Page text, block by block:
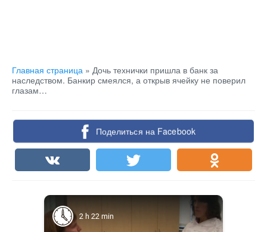
Главная страница » Дочь технички пришла в банк за
наследством. Банкир смеялся, а открыв ячейку не поверил
глазам…
Поделиться на Facebook
2 h 22 min